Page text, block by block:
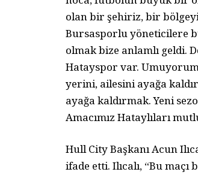
olan bir şehiriz, bir
Bursasporlu yöneticilere
olmak bize anlamlı geldi.
Hatayspor var.
yerini, ailesini ayağa
ayağa kaldırmak. Yeni
Amacımız Hataylıları
Hull City Başkanı Acun
ifade etti. Ilıcalı, “Bu